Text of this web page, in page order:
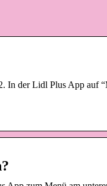
In der Lidl Plus App auf